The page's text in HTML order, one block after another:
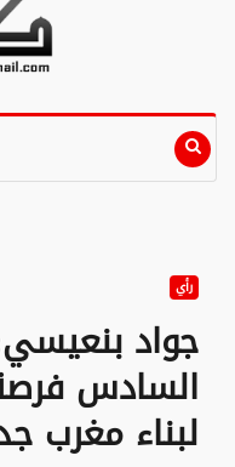
رأي
جواد
السادس
لبناء مغرب